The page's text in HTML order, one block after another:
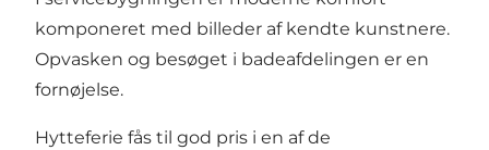
komponeret med billeder af kendte kunstnere.
Opvasken og besøget i badeafdelingen er en
fornøjelse.
Hytteferie fås til god pris i en af de